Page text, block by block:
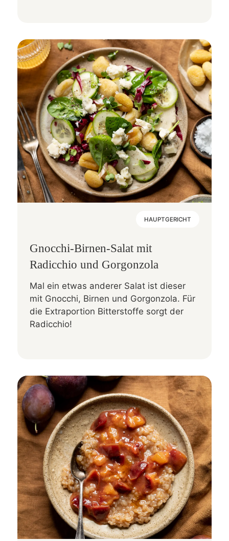
HAUPTGERICHT
Gnocchi-Birnen-Salat mit
Radicchio und Gorgonzola
Mal ein etwas anderer Salat ist dieser
mit Gnocchi, Birnen und Gorgonzola. Für
die Extraportion Bitterstoffe sorgt der
Radicchio!